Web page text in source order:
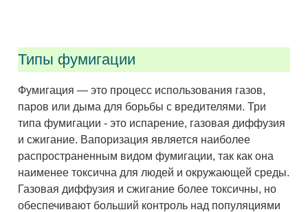
Типы фумигации
Фумигация — это процесс использования газов,
паров или дыма для борьбы с вредителями. Три
типа фумигации - это испарение, газовая диффузия
и сжигание. Вапоризация является наиболее
распространенным видом фумигации, так как она
наименее токсична для людей и окружающей среды.
Газовая диффузия и сжигание более токсичны, но
обеспечивают больший контроль над популяциями